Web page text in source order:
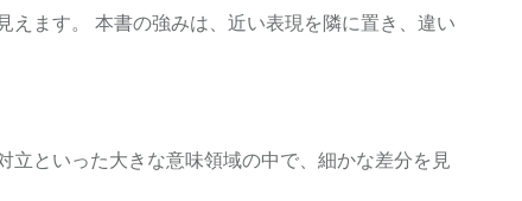
ます。 本書の強みは、近い表現を隣に置き、違い
といった大きな意味領域の中で、細かな差分を見